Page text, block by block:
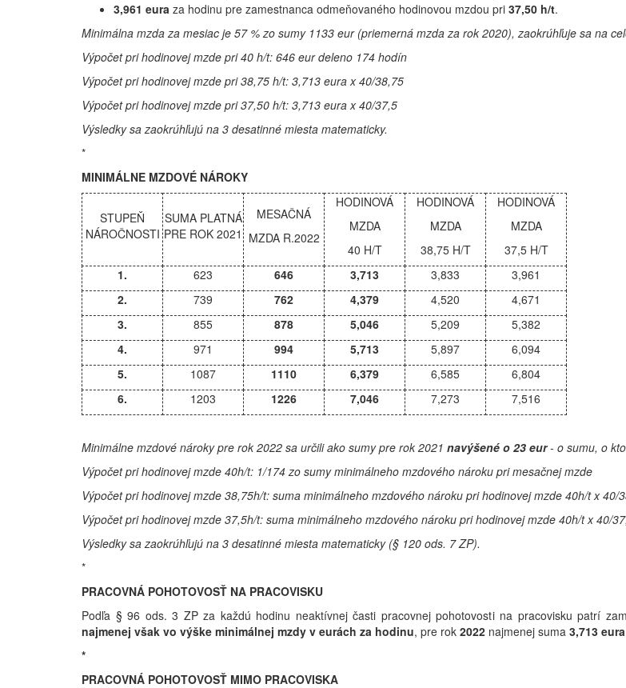
3,961 eura za hodinu pre zamestnanca odmeňovaného hodinovou mzdou pri 37,50 h/t.
Minimálna mzda za mesiac je 57 % zo sumy 1133 eur (priemerná mzda za rok 2020), zaokrúhľuje sa na
Výpočet pri hodinovej mzde pri 40 h/t: 646 eur deleno 174 hodín
Výpočet pri hodinovej mzde pri 38,75 h/t: 3,713 eura x 40/38,75
Výpočet pri hodinovej mzde pri 37,50 h/t: 3,713 eura x 40/37,5
Výsledky sa zaokrúhľujú na 3 desatinné miesta matematicky.
*
MINIMÁLNE MZDOVÉ NÁROKY
STUPEŇ
NÁROČNOSTI
SUMA PLATNÁ
PRE ROK 2021
MESAČNÁ
MZDA R.2022
HODINOVÁ
MZDA
40 H/T
HODINOVÁ
MZDA
38,75 H/T
HODINOVÁ
MZDA
37,5 H/T
1.
623 646 3,713 3,833
3,961
2.
739 762 4,379 4,520
4,671
3.
855 878 5,046 5,209
5,382
4.
971 994 5,713 5,897
6,094
5.
1087 1110 6,379 6,585
6,804
6.
1203 1226 7,046 7,273 7,516
Minimálne mzdové nároky pre rok 2022 sa určili ako sumy pre rok 2021 navýšené o 23 eur- o sumu, o
Výpočet pri hodinovej mzde 40h/t: 1/174 zo sumy minimálneho mzdového nároku pri mesačnej mzde
Výpočet pri hodinovej mzde 38,75h/t: suma minimálneho mzdového nároku pri hodinovej mzde 40h/t x 40/
Výpočet pri hodinovej mzde 37,5h/t: suma minimálneho mzdového nároku pri hodinovej mzde 40h/t x 40/
Výsledky sa zaokrúhľujú na 3 desatinné miesta matematicky (§ 120 ods. 7 ZP).
*
PRACOVNÁ POHOTOVOSŤ NA PRACOVISKU
Podľa § 96 ods. 3 ZP za každú hodinu neaktívnej časti pracovnej pohotovosti na pracovisku patrí
najmenej však vo výške minimálnej mzdy v eurách za hodinu, pre rok 2022 najmenej suma 3,713 eura
*
PRACOVNÁ POHOTOVOSŤ MIMO PRACOVISKA